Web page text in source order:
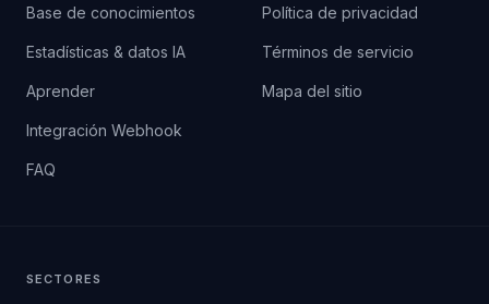
Base de conocimientos
Estadísticas & datos IA
Aprender
Integración Webhook
FAQ
Política de privacidad
Términos de servicio
Mapa del sitio
SECTORES